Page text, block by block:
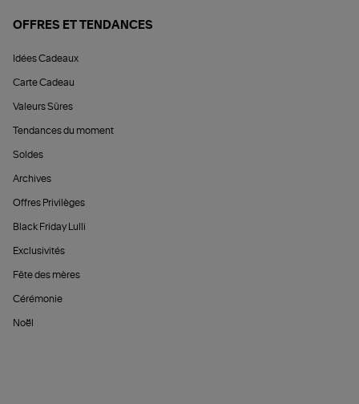
OFFRES ET TENDANCES
Idées Cadeaux
Carte Cadeau
Valeurs Sûres
Tendances du moment
Soldes
Archives
Offres Privilèges
Black Friday Lulli
Exclusivités
Fête des mères
Cérémonie
Noël